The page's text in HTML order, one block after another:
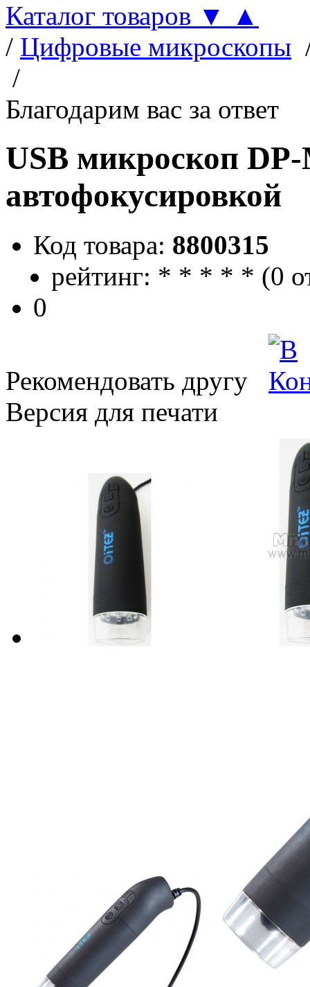
Каталог товаров ▼
▲
/ Цифровые микроскопы
/
Благодарим вас за ответ
USB микроскоп
автофокусировкой
Код товара: 8800315
рейтинг: * * * * * (0
0
Рекомендовать другу
Версия для печати